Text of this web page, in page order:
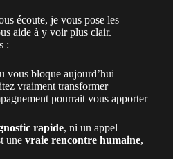
écoute, je vous pose les
aide à y voir plus clair.
:
vous bloque aujourd’hui
vraiment transformer
pourrait vous apporter
rapide, ni un appel
une vraie rencontre humaine,